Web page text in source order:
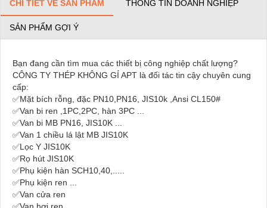
CHI TIẾT VỀ SẢN PHẨM THÔNG TIN DOANH NGHIỆP
SẢN PHẨM GỢI Ý
Bạn đang cần tìm mua các thiết bị công nghiệp chất lượng?
CÔNG TY THÉP KHÔNG GỈ APT là đối tác tin cậy chuyên cung
cấp:
✅Mặt bích rỗng, đặc PN10,PN16, JIS10k ,Ansi CL150#
✅Van bi ren ,1PC,2PC, hàn 3PC ...
✅Van bi MB PN16, JIS10K ...
✅Van 1 chiều lá lật MB JIS10K
✅Lọc Y JIS10K
✅Rọ hút JIS10K
✅Phụ kiện hàn SCH10,40,.....
✅Phụ kiện ren ...
✅Van cửa ren
✅Van hơi ren,